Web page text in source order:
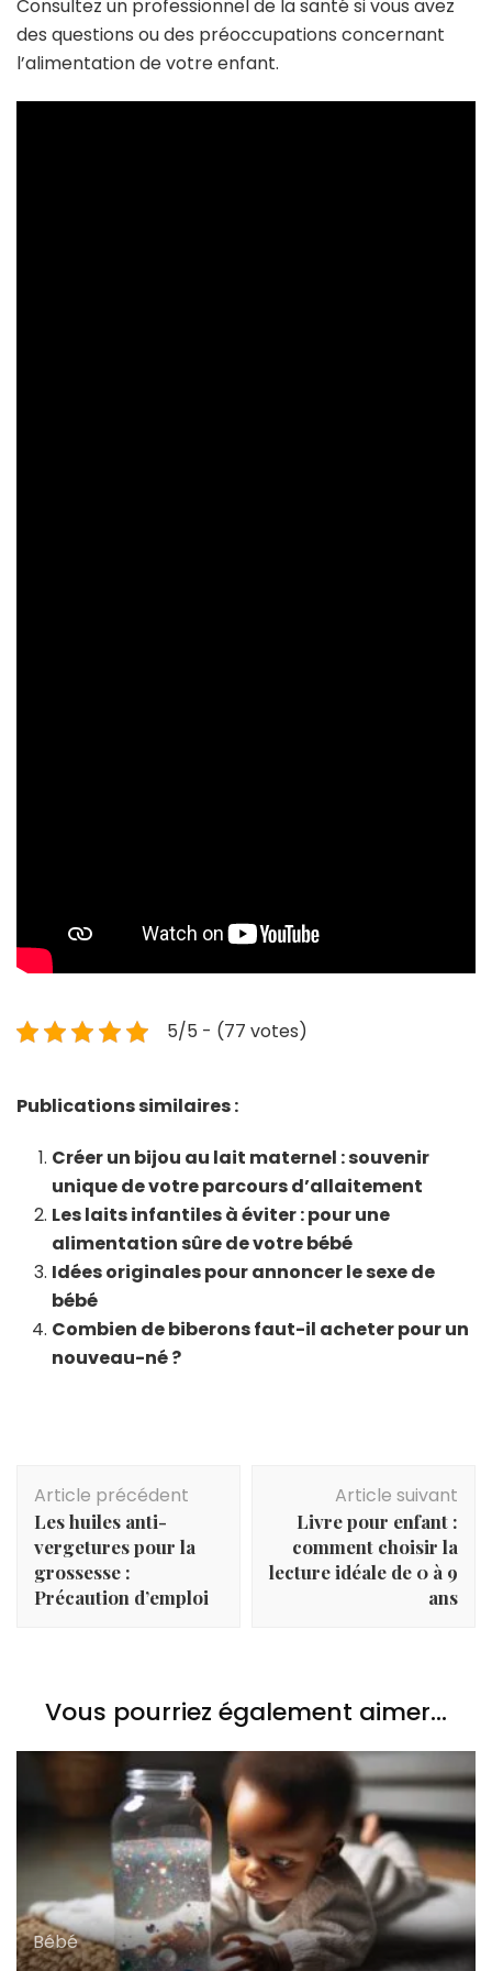
Consultez un professionnel de la santé si vous avez
des questions ou des préoccupations concernant
l’alimentation de votre enfant.
5/5 - (77 votes)
Publications similaires :
Créer un bijou au lait maternel : souvenir
unique de votre parcours d’allaitement
Les laits infantiles à éviter : pour une
alimentation sûre de votre bébé
Idées originales pour annoncer le sexe de
bébé
Combien de biberons faut-il acheter pour un
nouveau-né ?
d'article
Article précédent
Les huiles anti-
vergetures pour la
grossesse :
Précaution d’emploi
Article suivant
Livre pour enfant :
comment choisir la
lecture idéale de 0 à 9
ans
Vous pourriez également aimer...
Bébé